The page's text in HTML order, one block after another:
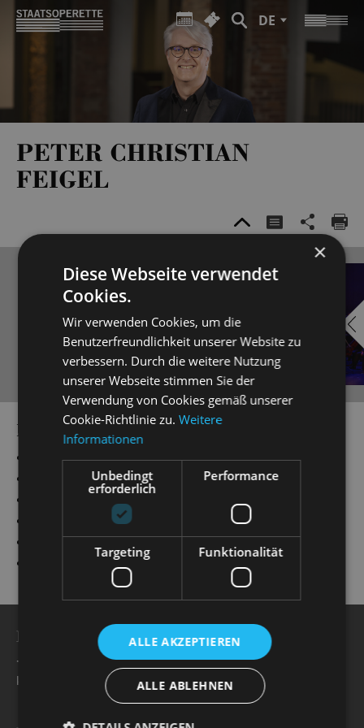
DE
PETER CHRISTIAN
FEIGEL
PRODUCTIONS
Emil und die Detektive“ Musikalische Leitung
Anything Goes“ Musikalische Leitung
Musikalische Leitung
Musikalische Leitung
Alice im Wunderland“ Musikalische Leitung
Showtime!“ Musikalische Leitung
BESUCHERSERVICE
+49 351 32042 222
karten@staatsoperette.de
×
Diese Webseite verwendet
Cookies.
Wir verwenden Cookies, um die
Benutzerfreundlichkeit unserer Website zu
verbessern. Durch die weitere Nutzung
unserer Webseite stimmen Sie der
Verwendung von Cookies gemäß unserer
Cookie-Richtlinie zu.Weitere
Informationen
Unbedingt
erforderlich
Performance
Targeting Funktionalität
ALLE AKZEPTIEREN
ALLE ABLEHNEN